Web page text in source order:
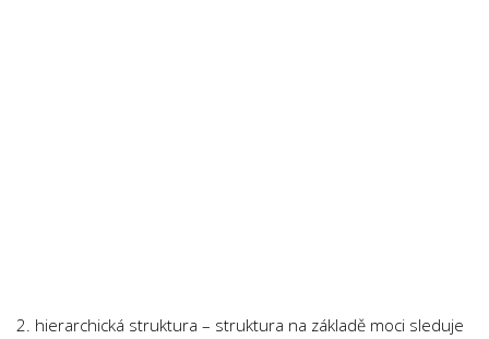
2. hierarchická struktura – struktura na základě moci sleduje